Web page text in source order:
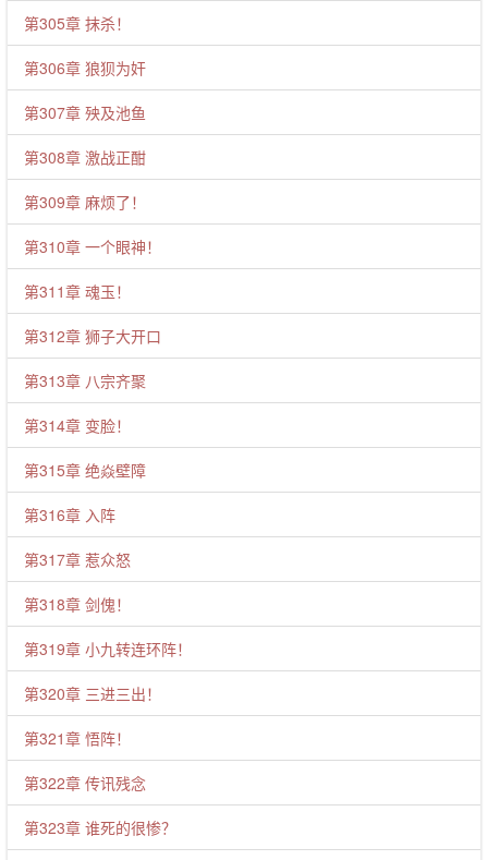
第305章 抹杀！
第306章 狼狈为奸
第307章 殃及池鱼
第308章 激战正酣
第309章 麻烦了！
第310章 一个眼神！
第311章 魂玉！
第312章 狮子大开口
第313章 八宗齐聚
第314章 变脸！
第315章 绝焱壁障
第316章 入阵
第317章 惹众怒
第318章 剑傀！
第319章 小九转连环阵！
第320章 三进三出！
第321章 悟阵！
第322章 传讯残念
第323章 谁死的很惨？